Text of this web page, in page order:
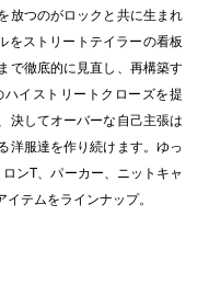
放つのがロックと共に生まれ
をストリートテイラーの看板
で徹底的に見直し、再構築す
イストリートクローズを提
決してオーバーな自己主張は
洋服達を作り続けます。ゆっ
ンT、パーカー、ニットキャ
テムをラインナップ。